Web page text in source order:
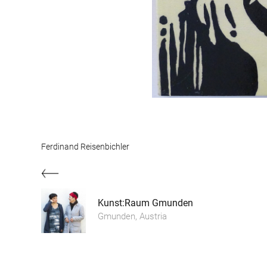
Ferdinand Reisenbichler
Kunst:Raum Gmunden
Gmunden, Austria